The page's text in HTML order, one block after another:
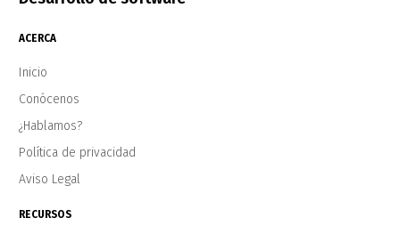
ACERCA
Inicio
Conócenos
¿Hablamos?
Política de privacidad
Aviso Legal
RECURSOS